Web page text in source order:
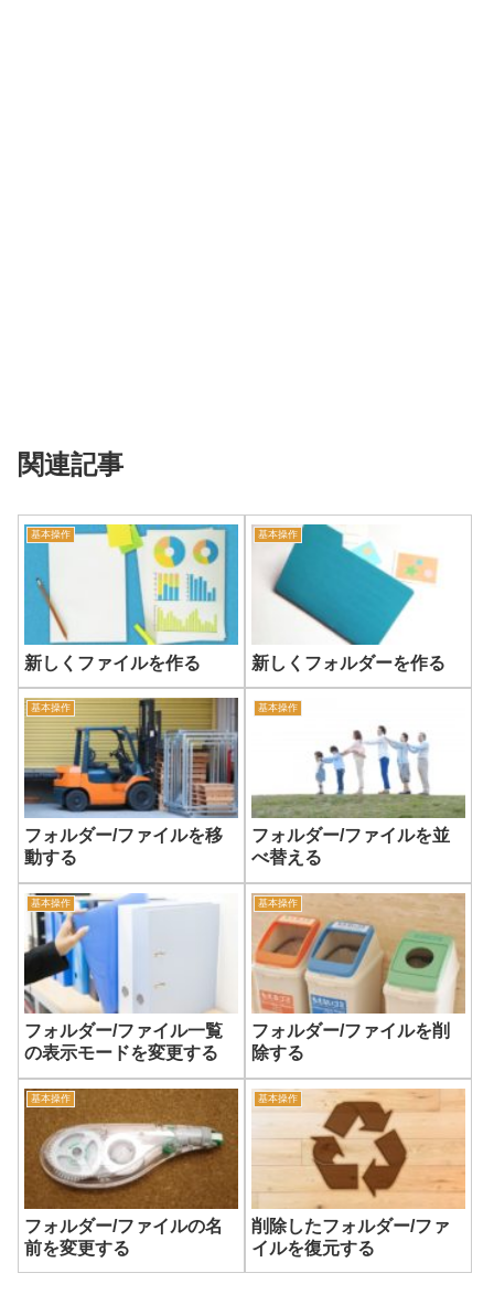
関連記事
基本操作
新しくファイルを作る
基本操作
新しくフォルダーを作る
基本操作
フォルダー/ファイルを移
動する
基本操作
フォルダー/ファイルを並
べ替える
基本操作
フォルダー/ファイル一覧
の表示モードを変更する
基本操作
フォルダー/ファイルを削
除する
基本操作
フォルダー/ファイルの名
前を変更する
基本操作
削除したフォルダー/ファ
イルを復元する